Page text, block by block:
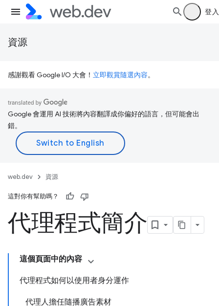
登入
資源
感謝觀看 Google I/O 大會！ 立即觀賞隨選內容。
Google 會運用 AI 技術將內容翻譯成你偏好的語言，但可能會出
錯。
web.dev 資源
這對你有幫助嗎？
代理程式簡介
這個頁面中的內容
代理程式如何以使用者身分運作
代理人擔任隨播廣告素材